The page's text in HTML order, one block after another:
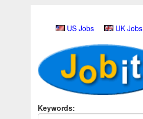
US Jobs UK Jobs
Keywords: